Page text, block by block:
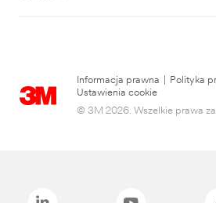
Informacja prawna Polityka
Ustawienia cookie
© 3M 2026. Wszelkie prawa